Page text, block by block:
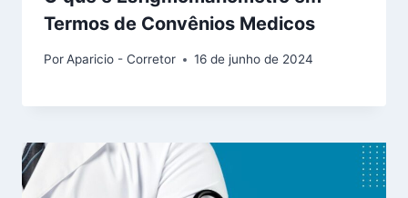
Termos de Convênios Medicos
PorAparicio - Corretor 16 de junho de 2024